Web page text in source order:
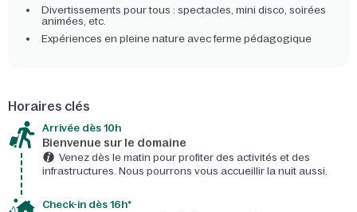
Divertissements pour tous : spectacles, mini disco, soirées
animées, etc.
Expériences en pleine nature avec ferme pédagogique
Horaires clés
Arrivée dès 10h​
Bienvenue sur le domaine​
Venez dès le matin pour profiter des activités et des
infrastructures. Nous pourrons vous accueillir la nuit aussi.
Check-in dès 16h*​